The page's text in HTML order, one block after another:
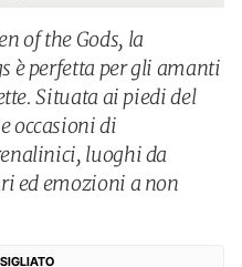
of the Gods, la
è perfetta per gli amanti
Situata ai piedi del
occasioni di
luoghi da
ed emozioni a non